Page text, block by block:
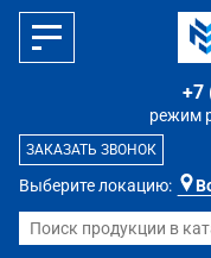
Выберите локацию:
режим
+7
ЗАКАЗАТЬ ЗВОНОК